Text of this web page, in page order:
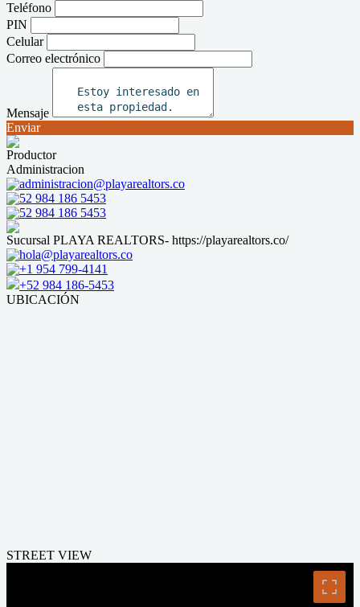
Teléfono
PIN
Celular
Correo electrónico
Mensaje
Enviar
Productor
Administracion
administracion@playarealtors.co
52 984 186 5453
52 984 186 5453
Sucursal PLAYA REALTORS- https://playarealtors.co/
hola@playarealtors.co
+1 954 799-4141
+52 984 186-5453
UBICACIÓN
STREET VIEW